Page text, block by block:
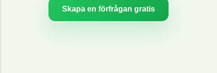
Skapa en förfrågan gratis